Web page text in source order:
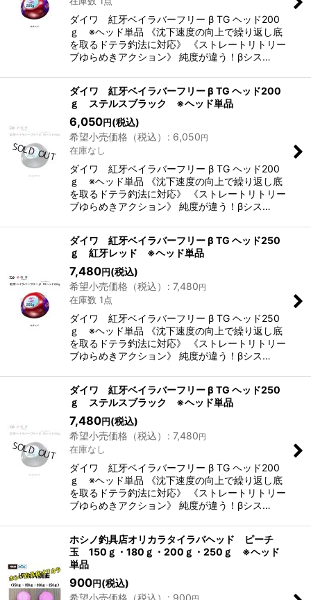
ダイワ 紅牙ベイラバーフリー β TG ヘッド200
ｇ ※ヘッド単品 《沈下速度の向上で繰り返し底
を取るドテラ釣法に対応》 《ストレートリトリー
ブゆらめきアクション》 純度が違う！βシス…
ダイワ 紅牙ベイラバーフリー β TG ヘッド200
ｇ ステルスブラック ※ヘッド単品
6,050円(税込)
希望小売価格（税込）
: 6,050円
在庫なし
ダイワ 紅牙ベイラバーフリー β TG ヘッド200
ｇ ※ヘッド単品 《沈下速度の向上で繰り返し底
を取るドテラ釣法に対応》 《ストレートリトリー
ブゆらめきアクション》 純度が違う！βシス…
ダイワ 紅牙ベイラバーフリー β TG ヘッド250
ｇ 紅牙レッド ※ヘッド単品
7,480円(税込)
希望小売価格（税込）
: 7,480円
在庫数 1点
ダイワ 紅牙ベイラバーフリー β TG ヘッド250
ｇ ※ヘッド単品 《沈下速度の向上で繰り返し底
を取るドテラ釣法に対応》 《ストレートリトリー
ブゆらめきアクション》 純度が違う！βシス…
ダイワ 紅牙ベイラバーフリー β TG ヘッド250
ｇ ステルスブラック ※ヘッド単品
7,480円(税込)
希望小売価格（税込）
: 7,480円
在庫なし
ダイワ 紅牙ベイラバーフリー β TG ヘッド200
ｇ ※ヘッド単品 《沈下速度の向上で繰り返し底
を取るドテラ釣法に対応》 《ストレートリトリー
ブゆらめきアクション》 純度が違う！βシス…
ホシノ釣具店オリカラタイラバヘッド ピーチ
玉 150ｇ・180ｇ・200ｇ・250ｇ ※ヘッド
単品
900円(税込)
希望小売価格（税込）
: 900